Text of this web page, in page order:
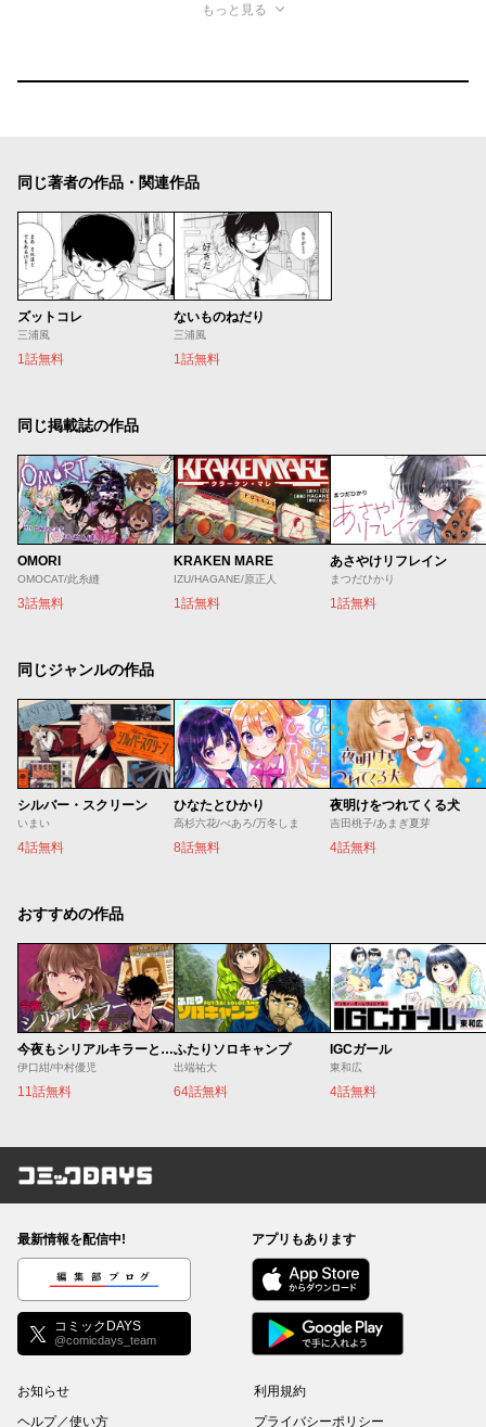
もっと見る
同じ著者の作品・関連作品
ズットコレ
三浦風
1話無料
ないものねだり
三浦風
1話無料
同じ掲載誌の作品
OMORI
OMOCAT/此糸縫
3話無料
KRAKEN MARE
IZU/HAGANE/原正人
1話無料
あさやけリフレイン
まつだひかり
1話無料
同じジャンルの作品
シルバー・スクリーン
いまい
4話無料
ひなたとひかり
高杉六花/べあろ/万冬しま
8話無料
夜明けをつれてくる犬
吉田桃子/あまぎ夏芽
4話無料
おすすめの作品
今夜もシリアルキラーと待ち合わせ
伊口紺/中村優児
11話無料
ふたりソロキャンプ
出端祐大
64話無料
IGCガール
東和広
4話無料
コミックDAYS
最新情報を配信中!
編集部ブログ
コミックDAYS
@comicdays_team
アプリもあります
お知らせ
ヘルプ／使い方
利用規約
プライバシーポリシー